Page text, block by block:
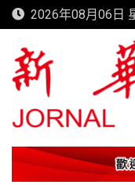
Skip
to
content
2026年08月06日
新華澳報